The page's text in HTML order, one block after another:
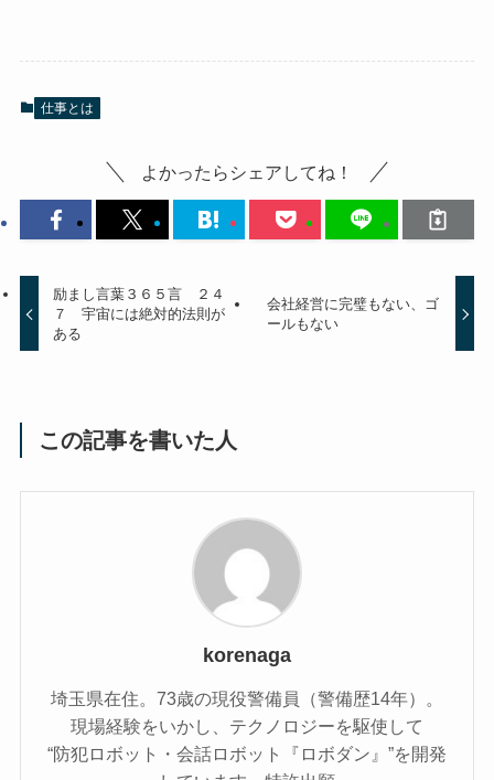
仕事とは
よかったらシェアしてね！
励まし言葉３６５言 ２４
７ 宇宙には絶対的法則が
ある
会社経営に完璧もない、ゴ
ールもない
この記事を書いた人
korenaga
埼玉県在住。73歳の現役警備員（警備歴14年）。
現場経験をいかし、テクノロジーを駆使して
“防犯ロボット・会話ロボット『ロボダン』”を開発